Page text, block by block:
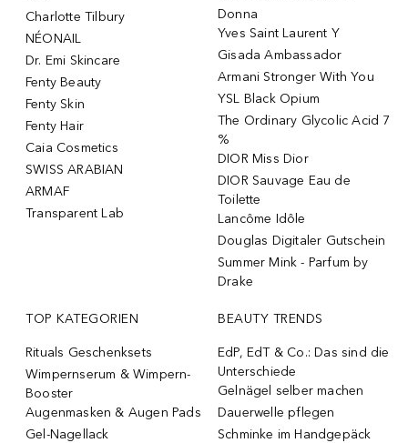
Charlotte Tilbury
NÉONAIL
Dr. Emi Skincare
Fenty Beauty
Fenty Skin
Fenty Hair
Caia Cosmetics
SWISS ARABIAN
ARMAF
Transparent Lab
Donna
Yves Saint Laurent Y
Gisada Ambassador
Armani Stronger With You
YSL Black Opium
The Ordinary Glycolic Acid 7
%
DIOR Miss Dior
DIOR Sauvage Eau de
Toilette
Lancôme Idôle
Douglas Digitaler Gutschein
Summer Mink - Parfum by
Drake
TOP KATEGORIEN
Rituals Geschenksets
Wimpernserum & Wimpern-
Booster
Augenmasken & Augen Pads
Gel-Nagellack
BEAUTY TRENDS
EdP, EdT & Co.: Das sind die
Unterschiede
Gelnägel selber machen
Dauerwelle pflegen
Schminke im Handgepäck